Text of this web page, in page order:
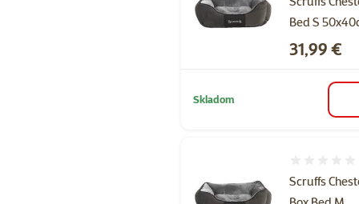
Bed S
Cena
31,99 €
Skladom
Scruffs